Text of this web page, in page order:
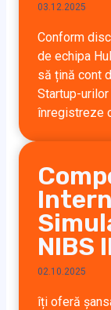
03.12.2025
Conform
de echipa
să țină cont
Startup-
înregistreze
NIBS
02.10.2025
îți oferă